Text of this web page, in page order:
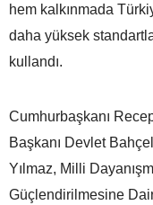
hem kalkınmada
daha yüksek
kullandı.
Cumhurbaşkanı
Başkanı Devlet
Yılmaz, Milli
Güçlendirilmesine